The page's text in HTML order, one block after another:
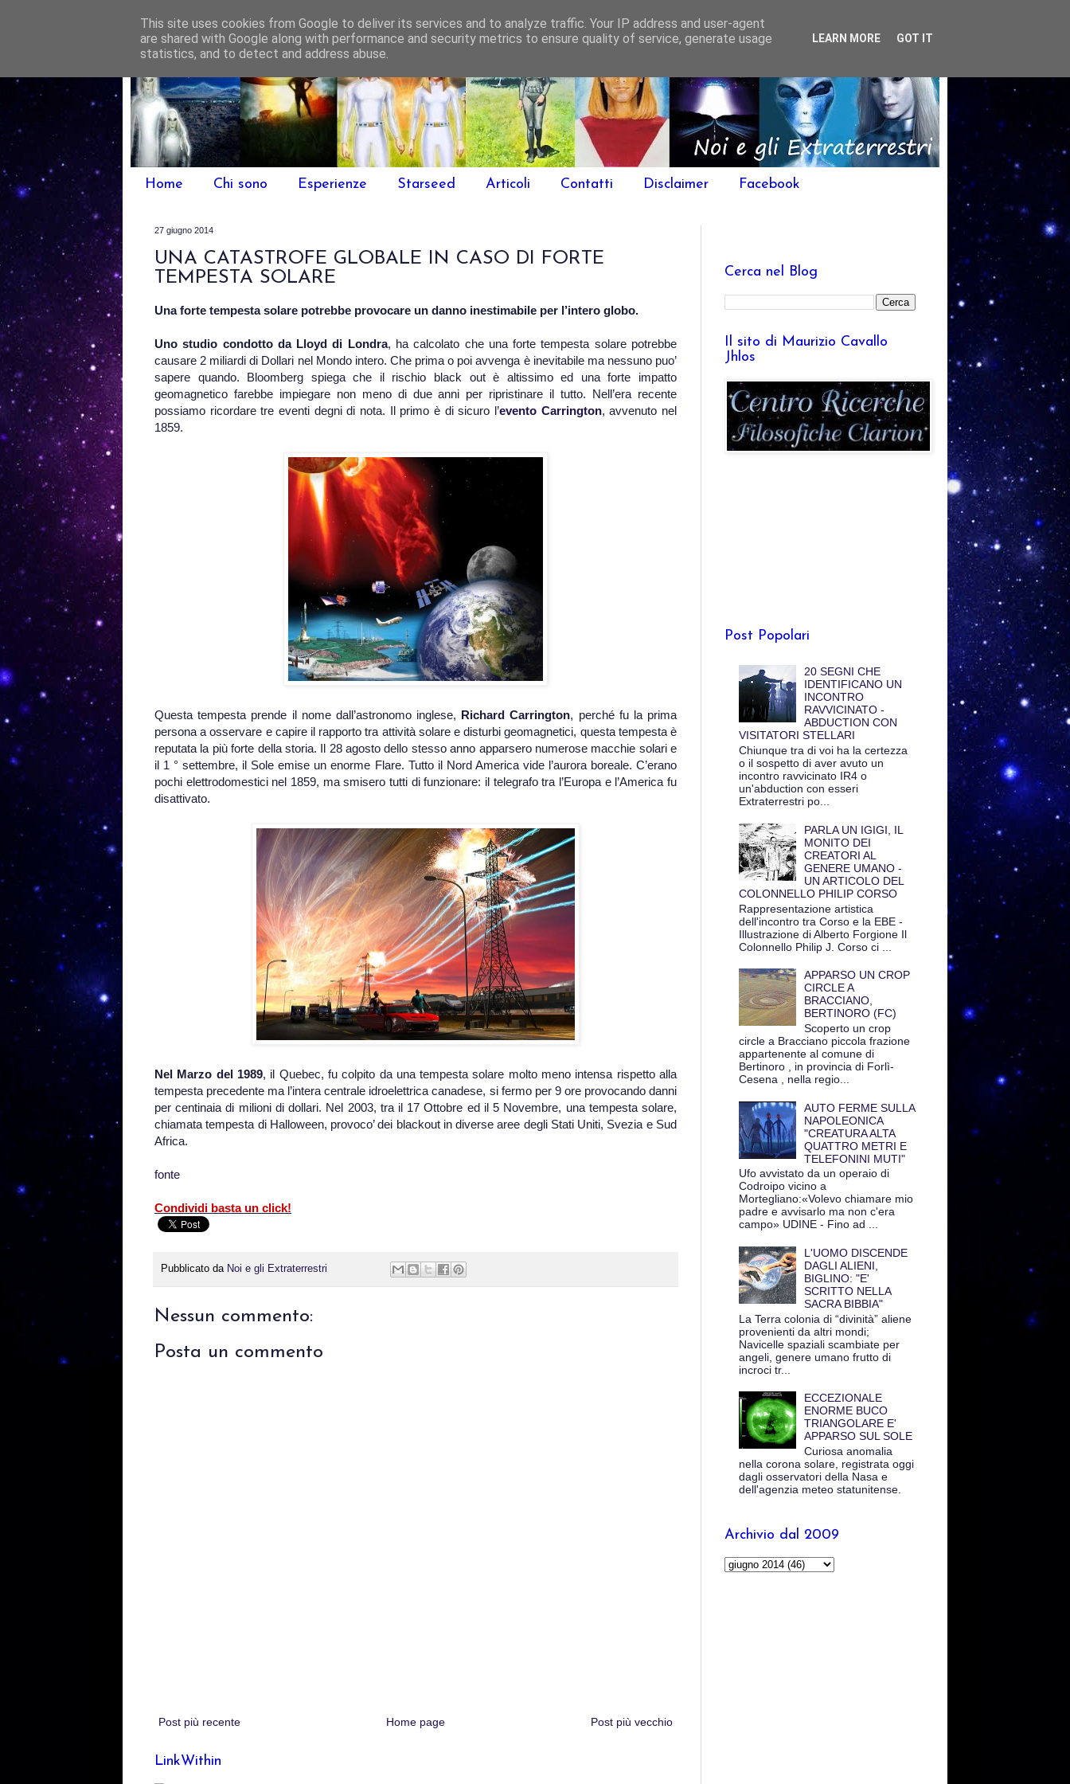
Home Chi sono Esperienze Starseed Articoli Contatti Disclaimer Facebook
27 giugno 2014
UNA CATASTROFE GLOBALE IN CASO DI FORTE
TEMPESTA SOLARE
Una forte tempesta solare potrebbe provocare un danno inestimabile per l’intero globo.
Uno studio condotto da Lloyd di Londra, ha calcolato che una forte tempesta solare potrebbe
causare 2 miliardi di Dollari nel Mondo intero. Che prima o poi avvenga è inevitabile ma nessuno puo’
sapere quando. Bloomberg spiega che il rischio black out è altissimo ed una forte impatto
geomagnetico farebbe impiegare non meno di due anni per ripristinare il tutto. Nell’era recente
possiamo ricordare tre eventi degni di nota. Il primo è di sicuro l ’evento Carrington, avvenuto nel
1859.
Questa tempesta prende il nome dall’astronomo inglese, Richard Carrington, perché fu la prima
persona a osservare e capire il rapporto tra attività solare e disturbi geomagnetici, questa tempesta è
reputata la più forte della storia. Il 28 agosto dello stesso anno apparsero numerose macchie solari e
il 1 ° settembre, il Sole emise un enorme Flare. Tutto il Nord America vide l’aurora boreale. C’erano
pochi elettrodomestici nel 1859, ma smisero tutti di funzionare: il telegrafo tra l’Europa e l’America fu
disattivato.
Nel Marzo del 1989, il Quebec, fu colpito da una tempesta solare molto meno intensa rispetto alla
tempesta precedente ma l’intera centrale idroelettrica canadese, si fermo per 9 ore provocando danni
per centinaia di milioni di dollari. Nel 2003, tra il 17 Ottobre ed il 5 Novembre, una tempesta solare,
chiamata tempesta di Halloween, provoco’ dei blackout in diverse aree degli Stati Uniti, Svezia e Sud
Africa.
fonte
Condividi basta un click!
Pubblicato da Noi e gli Extraterrestri
Nessun commento:
Posta un commento
Post più recente Post più vecchio
Home page
LinkWithin
Cerca nel Blog
Il sito di Maurizio Cavallo
Jhlos
Post Popolari
20 SEGNI CHE
IDENTIFICANO UN
INCONTRO
RAVVICINATO -
ABDUCTION CON
VISITATORI STELLARI
Chiunque tra di voi ha la certezza
o il sospetto di aver avuto un
incontro ravvicinato IR4 o
un'abduction con esseri
Extraterrestri po...
PARLA UN IGIGI, IL
MONITO DEI
CREATORI AL
GENERE UMANO -
UN ARTICOLO DEL
COLONNELLO PHILIP CORSO
Rappresentazione artistica
dell'incontro tra Corso e la EBE -
Illustrazione di Alberto Forgione Il
Colonnello Philip J. Corso ci ...
APPARSO UN CROP
CIRCLE A
BRACCIANO,
BERTINORO (FC)
Scoperto un crop
circle a Bracciano piccola frazione
appartenente al comune di
Bertinoro , in provincia di Forlì-
Cesena , nella regio...
AUTO FERME SULLA
NAPOLEONICA
"CREATURA ALTA
QUATTRO METRI E
TELEFONINI MUTI"
Ufo avvistato da un operaio di
Codroipo vicino a
Mortegliano:«Volevo chiamare mio
padre e avvisarlo ma non c'era
campo» UDINE - Fino ad ...
L'UOMO DISCENDE
DAGLI ALIENI,
BIGLINO: "E'
SCRITTO NELLA
SACRA BIBBIA"
La Terra colonia di “divinità” aliene
provenienti da altri mondi;
Navicelle spaziali scambiate per
angeli, genere umano frutto di
incroci tr...
ECCEZIONALE
ENORME BUCO
TRIANGOLARE E'
APPARSO SUL SOLE
Curiosa anomalia
nella corona solare, registrata oggi
dagli osservatori della Nasa e
dell'agenzia meteo statunitense.
Archivio dal 2009
This site uses cookies from Google to deliver its services and to analyze traffic. Your IP address and user-agent
are shared with Google along with performance and security metrics to ensure quality of service, generate usage
statistics, and to detect and address abuse.
LEARN MORE GOT IT